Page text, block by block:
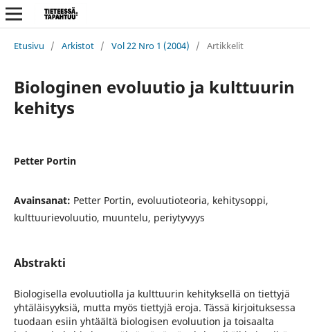
Etusivu / Arkistot / Vol 22 Nro 1 (2004) / Artikkelit
Biologinen evoluutio ja kulttuurin
kehitys
Petter Portin
Avainsanat: Petter Portin, evoluutioteoria, kehitysoppi,
kulttuurievoluutio, muuntelu, periytyvyys
Abstrakti
Biologisella evoluutiolla ja kulttuurin kehityksellä on tiettyjä
yhtäläisyyksiä, mutta myös tiettyjä eroja. Tässä kirjoituksessa
tuodaan esiin yhtäältä biologisen evoluution ja toisaalta